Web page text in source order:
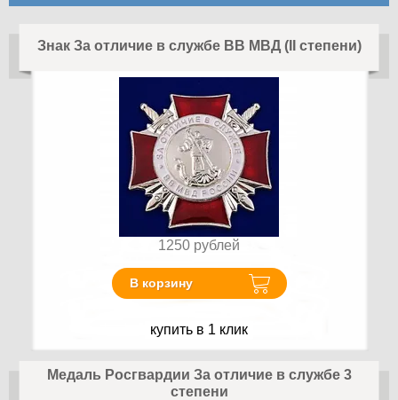
Знак За отличие в службе ВВ МВД (II степени)
1250 рублей
В корзину
купить в 1 клик
Медаль Росгвардии За отличие в службе 3
степени